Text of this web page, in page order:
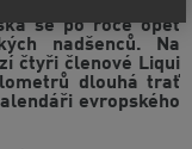
se po roce opět
nadšenců. Na
čtyři členové Liqui
dlouhá trať
evropského